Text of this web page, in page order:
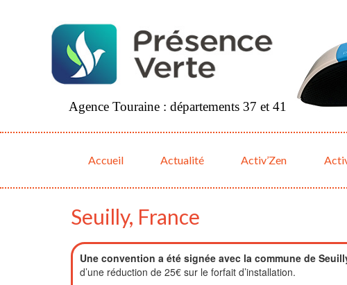
Accueil Actualité Activ’Zen
Agence Touraine : départements 37 et 41
Seuilly, France
Une convention a été signée avec la commune de
d’une réduction de 25€ sur le forfait d’installation.